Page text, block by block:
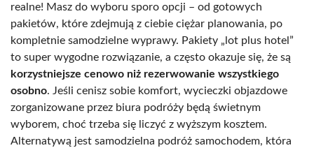
realne! Masz do wyboru sporo opcji – od gotowych
pakietów, które zdejmują z ciebie ciężar planowania, po
kompletnie samodzielne wyprawy. Pakiety „lot plus hotel”
to super wygodne rozwiązanie, a często okazuje się, że są
korzystniejsze cenowo niż rezerwowanie wszystkiego
osobno. Jeśli cenisz sobie komfort, wycieczki objazdowe
zorganizowane przez biura podróży będą świetnym
wyborem, choć trzeba się liczyć z wyższym kosztem.
Alternatywą jest samodzielna podróż samochodem, która